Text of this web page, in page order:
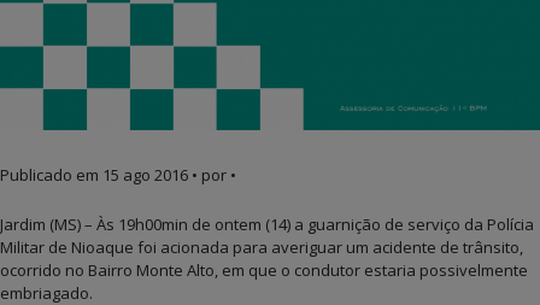
Publicado em 15 ago 2016 • por •
Jardim (MS) – Às 19h00min de ontem (14) a guarnição de serviço da Polícia
Militar de Nioaque foi acionada para averiguar um acidente de trânsito,
ocorrido no Bairro Monte Alto, em que o condutor estaria possivelmente
embriagado.